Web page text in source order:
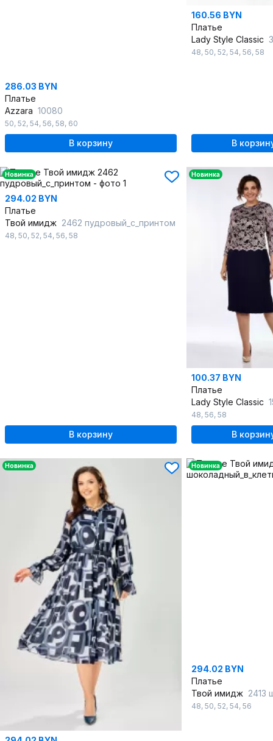
286.03 BYN
Платье
Azzara 10080
50, 52, 54, 56, 58, 60
В корзину
160.56 BYN
Платье
Lady Style Classic
48, 50, 52, 54, 56, 58
В
Новинка
294.02 BYN
Платье
Твой имидж 2462 пудровый_с_принтом
48, 50, 52, 54, 56, 58
В корзину
Новинка
100.37 BYN
Платье
Lady Style Classic
48, 56, 58
В
Новинка Новинка
294.02 BYN
Платье
Твой имидж 2413
48, 50, 52, 54, 56